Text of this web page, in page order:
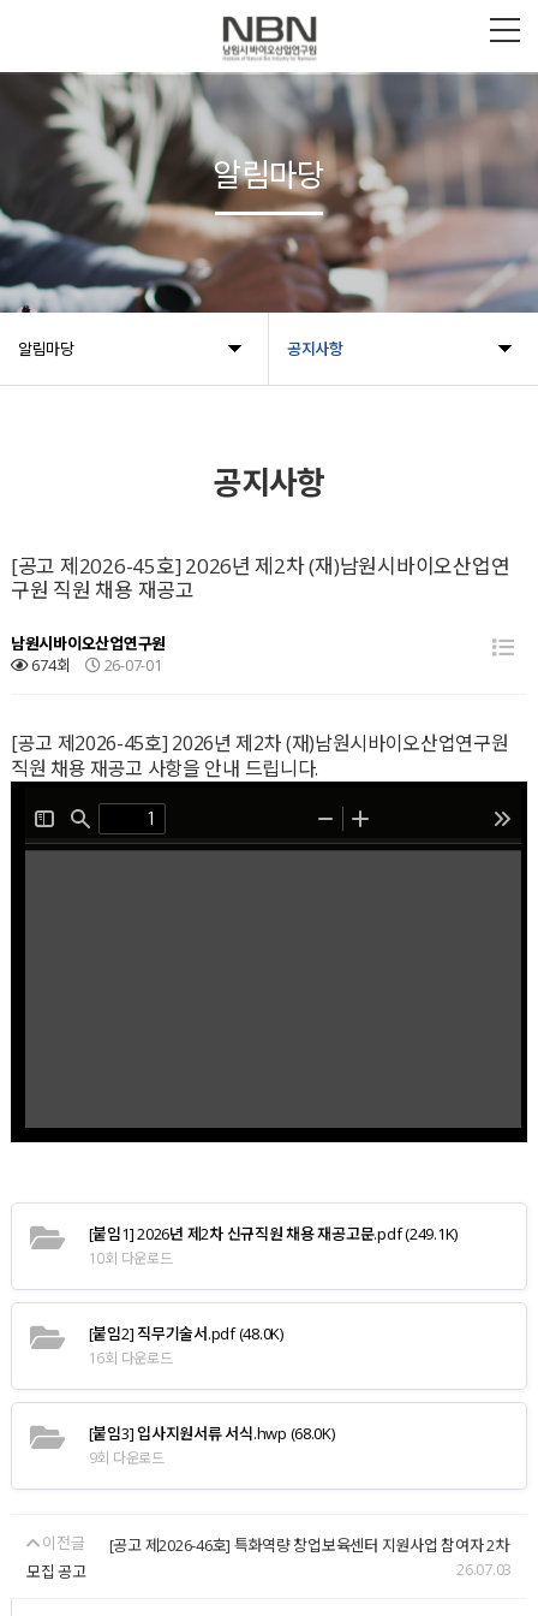
알림마당 공지사항
알림마당
공지사항
[공고 제2026-45호] 2026년 제2차 (재)남원시바이오산업연
구원 직원 채용 재공고
남원시바이오산업연구원
674회
26-07-01
[공고 제2026-45호] 2026년 제2차 (재)남원시바이오산업연구원
직원 채용 재공고 사항을 안내 드립니다.
[붙임1] 2026년 제2차 신규직원 채용 재공고문.pdf(249.1K)
10회 다운로드
[붙임2] 직무기술서.pdf(48.0K)
16회 다운로드
[붙임3] 입사지원서류 서식.hwp (68.0K)
9회 다운로드
이전글
[공고 제2026-46호] 특화역량 창업보육센터 지원사업 참여자 2차
모집 공고
26.07.03